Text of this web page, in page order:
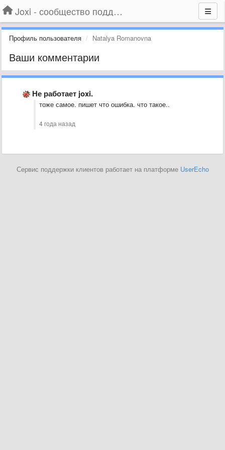
Joxi - сообщество поддержки
Профиль пользователя Natalya Romanovna
Ваши комментарии
Не работает joxi.
тоже самое. пишет что ошибка. что такое..
4 года назад
Сервис поддержки клиентов работает на платформе UserEcho